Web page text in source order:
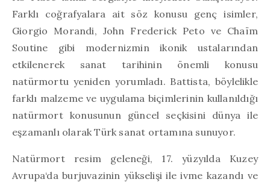
Farklı coğrafyalara ait söz konusu genç isimler,
Giorgio Morandi, John Frederick Peto ve Chaïm
Soutine gibi modernizmin ikonik ustalarından
etkilenerek sanat tarihinin önemli konusu
natürmortu yeniden yorumladı. Battista, böylelikle
farklı malzeme ve uygulama biçimlerinin kullanıldığı
natürmort konusunun güncel seçkisini dünya ile
eşzamanlı olarak Türk sanat ortamına sunuyor.
Natürmort resim geleneği, 17. yüzyılda Kuzey
Avrupa‘da burjuvazinin yükselişi ile ivme kazandı ve